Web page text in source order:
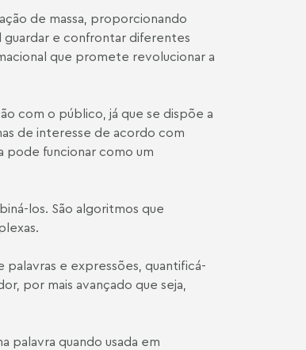
de massa, proporcionando
guardar e confrontar diferentes
que promete revolucionar a
com o público, já que se dispõe a
de interesse de acordo com
pode funcionar como um
los. São algoritmos que
palavras e expressões, quantificá-
por mais avançado que seja,
palavra quando usada em